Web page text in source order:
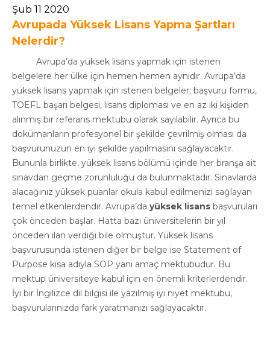
Şub 11 2020
Avrupada Yüksek Lisans Yapma Şartları
Nelerdir?
Avrupa’da yüksek lisans yapmak için istenen
belgelere her ülke için hemen hemen aynıdır. Avrupa’da
yüksek lisans yapmak için istenen belgeler; başvuru formu,
TOEFL başarı belgesi, lisans diploması ve en az iki kişiden
alınmış bir referans mektubu olarak sayılabilir. Ayrıca bu
dokümanların profesyonel bir şekilde çevrilmiş olması da
başvurunuzun en iyi şekilde yapılmasını sağlayacaktır.
Bununla birlikte, yüksek lisans bölümü içinde her branşa ait
sınavdan geçme zorunluluğu da bulunmaktadır. Sınavlarda
alacağınız yüksek puanlar okula kabul edilmenizi sağlayan
temel etkenlerdendir. Avrupa’da yüksek lisans başvuruları
çok önceden başlar. Hatta bazı üniversitelerin bir yıl
önceden ilan verdiği bile olmuştur. Yüksek lisans
başvurusunda istenen diğer bir belge ise Statement of
Purpose kısa adıyla SOP yani amaç mektubudur. Bu
mektup üniversiteye kabul için en önemli kriterlerdendir.
İyi bir İngilizce dil bilgisi ile yazılmış iyi niyet mektubu,
başvurularınızda fark yaratmanızı sağlayacaktır.